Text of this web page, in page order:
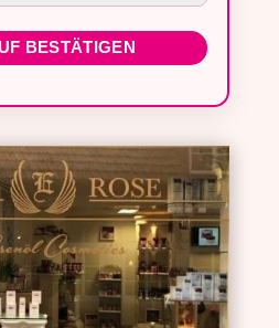
BESTÄTIGEN